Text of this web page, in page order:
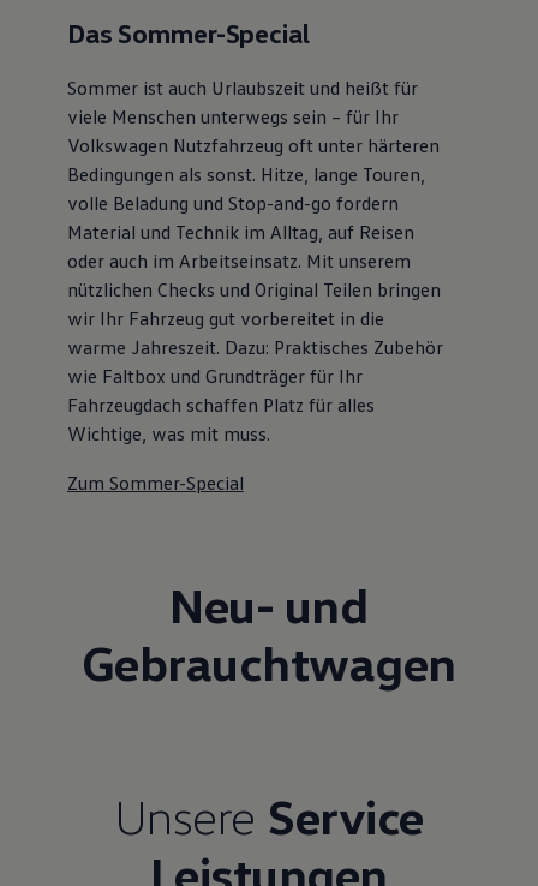
Das Sommer-Special
Sommer ist auch Urlaubszeit und heißt für
viele Menschen unterwegs sein – für Ihr
Volkswagen Nutzfahrzeug oft unter härteren
Bedingungen als sonst. Hitze, lange Touren,
volle Beladung und Stop-and-go fordern
Material und Technik im Alltag, auf Reisen
oder auch im Arbeitseinsatz. Mit unserem
nützlichen Checks und Original Teilen bringen
wir Ihr Fahrzeug gut vorbereitet in die
warme Jahreszeit. Dazu: Praktisches Zubehör
wie Faltbox und Grundträger für Ihr
Fahrzeugdach schaffen Platz für alles
Wichtige, was mit muss.
Zum Sommer-Special
Neu- und
Gebrauchtwagen
Unsere Service
Leistungen